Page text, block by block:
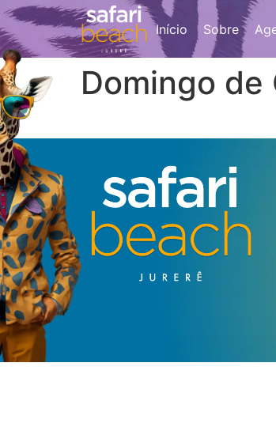
Início Sobre
Domingo de